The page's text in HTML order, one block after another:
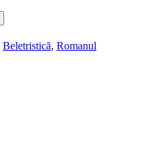
Beletristică, Romanul